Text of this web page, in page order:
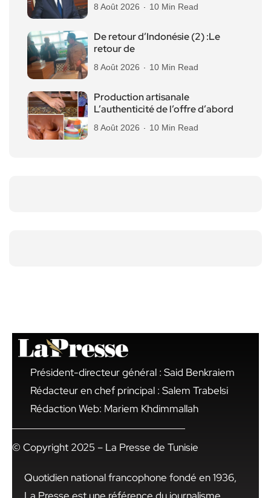
8 Août 2026 10 Min Read
De retour d’Indonésie (2) :Le
retour de
8 Août 2026 10 Min Read
Production artisanale
L’authenticité de l’offre d’abord
8 Août 2026 10 Min Read
Président-directeur général : Said Benkraiem
Rédacteur en chef principal : Salem Trabelsi
Rédaction Web: Mariem Khdimmallah
© Copyright 2025 – La Presse de Tunisie
Quotidien national francophone fondé en 1936,